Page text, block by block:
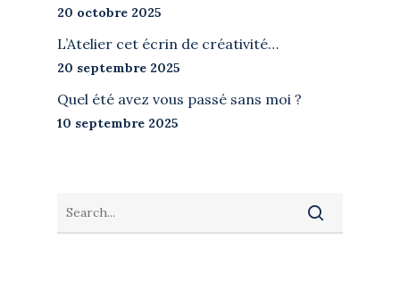
20 octobre 2025
L’Atelier cet écrin de créativité…
20 septembre 2025
Quel été avez vous passé sans moi ?
10 septembre 2025